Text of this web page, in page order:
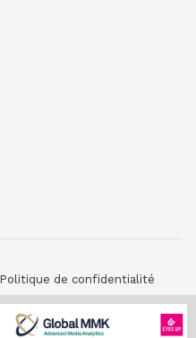
Politique de confidentialité